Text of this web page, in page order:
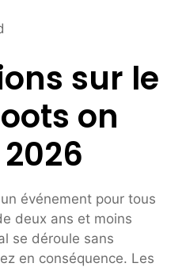
sur le
on
événement pour tous
deux ans et moins
se déroule sans
en conséquence. Les